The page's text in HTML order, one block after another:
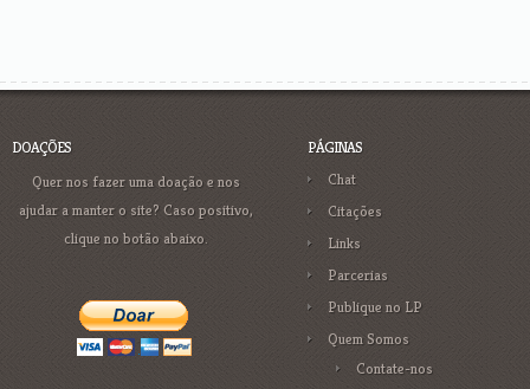
DOAÇÕES
Quer nos fazer uma doação e nos
ajudar a manter o site? Caso positivo,
clique no botão abaixo.
PÁGINAS
Chat
Citações
Links
Parcerias
Publique no LP
Quem Somos
Contate-nos